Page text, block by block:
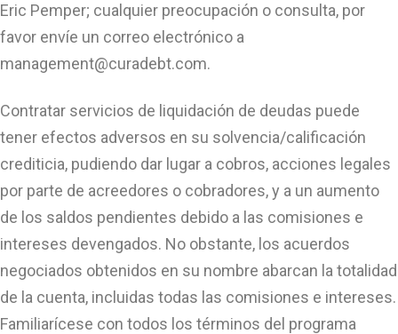
Eric Pemper; cualquier preocupación o consulta, por
favor envíe un correo electrónico a
management@curadebt.com.
Contratar servicios de liquidación de deudas puede
tener efectos adversos en su solvencia/calificación
crediticia, pudiendo dar lugar a cobros, acciones legales
por parte de acreedores o cobradores, y a un aumento
de los saldos pendientes debido a las comisiones e
intereses devengados. No obstante, los acuerdos
negociados obtenidos en su nombre abarcan la totalidad
de la cuenta, incluidas todas las comisiones e intereses.
Familiarícese con todos los términos del programa